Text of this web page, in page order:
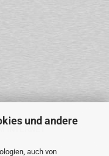
und andere
auch von